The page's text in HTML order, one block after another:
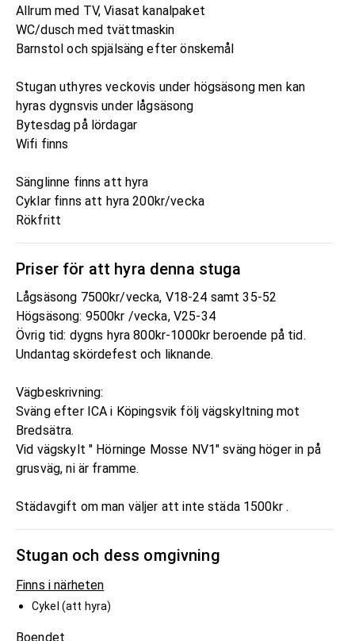
Allrum med TV, Viasat kanalpaket
WC/dusch med tvättmaskin
Barnstol och spjälsäng efter önskemål
Stugan uthyres veckovis under högsäsong men kan
hyras dygnsvis under lågsäsong
Bytesdag på lördagar
Wifi finns
Sänglinne finns att hyra
Cyklar finns att hyra 200kr/vecka
Rökfritt
Priser för att hyra denna stuga
Lågsäsong 7500kr/vecka, V18-24 samt 35-52
Högsäsong: 9500kr /vecka, V25-34
Övrig tid: dygns hyra 800kr-1000kr beroende på tid.
Undantag skördefest och liknande.
Vägbeskrivning:
Sväng efter ICA i Köpingsvik följ vägskyltning mot
Bredsätra.
Vid vägskylt " Hörninge Mosse NV1" sväng höger in på
grusväg, ni är framme.
Städavgift om man väljer att inte städa 1500kr .
Stugan och dess omgivning
Finns i närheten
Cykel (att hyra)
Boendet